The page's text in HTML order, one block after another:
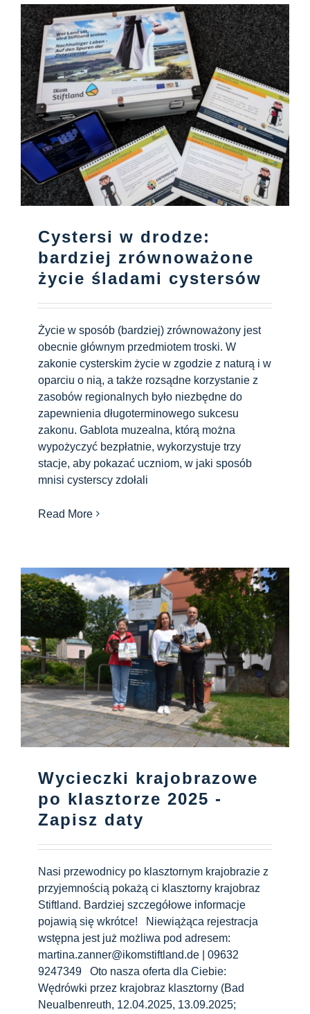
Cystersi w drodze:
bardziej zrównoważone
życie śladami cystersów
Życie w sposób (bardziej) zrównoważony jest
obecnie głównym przedmiotem troski. W
zakonie cysterskim życie w zgodzie z naturą i w
oparciu o nią, a także rozsądne korzystanie z
zasobów regionalnych było niezbędne do
zapewnienia długoterminowego sukcesu
zakonu. Gablota muzealna, którą można
wypożyczyć bezpłatnie, wykorzystuje trzy
stacje, aby pokazać uczniom, w jaki sposób
mnisi cysterscy zdołali
Read More
Wycieczki krajobrazowe
po klasztorze 2025 -
Zapisz daty
Nasi przewodnicy po klasztornym krajobrazie z
przyjemnością pokażą ci klasztorny krajobraz
Stiftland. Bardziej szczegółowe informacje
pojawią się wkrótce! Niewiążąca rejestracja
wstępna jest już możliwa pod adresem:
martina.zanner@ikomstiftland.de | 09632
9247349 Oto nasza oferta dla Ciebie:
Wędrówki przez krajobraz klasztorny (Bad
Neualbenreuth, 12.04.2025, 13.09.2025;